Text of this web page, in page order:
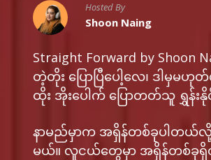
Hosted By
Shoon Naing
Straight Forward by Shoon
တဲ့တိုး ပြောပြီပေါ့လေ၊ ဒါမှ
ထိုး အိုးပေါက် ပြောတတ်သူ ရွှန်းနို
နာမည်မှာက အရှိန်တစ်ခုပါတယ်လို့
မယ်။ လူငယ်တွေမှာ အရှိန်တစ်ခု